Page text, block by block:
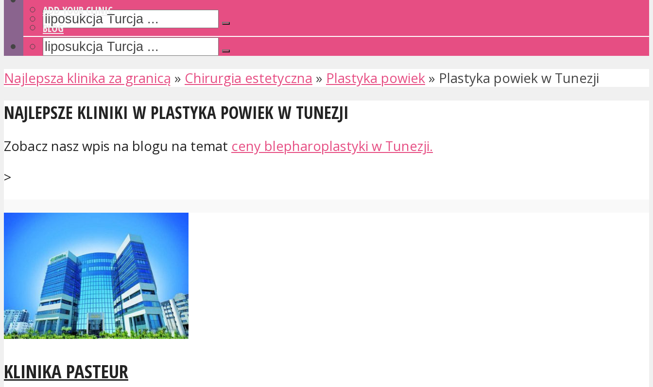
ADD YOUR CLINIC
BLOG
Najlepsza klinika za granicą » Chirurgia estetyczna » Plastyka powiek » Plastyka powiek w Tunezji
NAJLEPSZE KLINIKI W PLASTYKA POWIEK W TUNEZJI
Zobacz nasz wpis na blogu na temat ceny blepharoplastyki w Tunezji.
>
KLINIKA PASTEUR